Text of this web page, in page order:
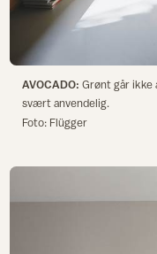
AVOCADO: Grønt går ikke
svært anvendelig.
Foto: Flügger